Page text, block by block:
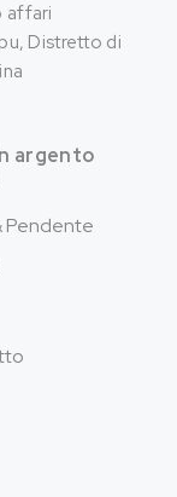
affari
Distretto di
argento
Pendente